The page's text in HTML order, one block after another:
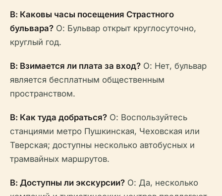
В: Каковы часы посещения Страстного
бульвара? О: Бульвар открыт круглосуточно,
круглый год.
В: Взимается ли плата за вход? О: Нет, бульвар
является бесплатным общественным
пространством.
В: Как туда добраться? О: Воспользуйтесь
станциями метро Пушкинская, Чеховская или
Тверская; доступны несколько автобусных и
трамвайных маршрутов.
В: Доступны ли экскурсии? О: Да, несколько